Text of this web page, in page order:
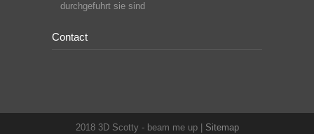
durchgefuhrt sie sind
Contact
2018 3D Scotty - beam me up | Sitemap